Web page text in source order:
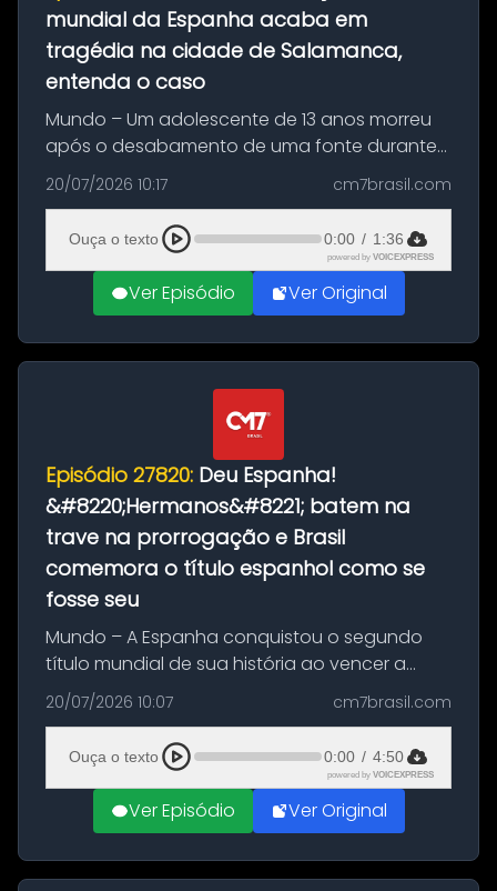
mundial da Espanha acaba em
tragédia na cidade de Salamanca,
entenda o caso
Mundo – Um adolescente de 13 anos morreu
após o desabamento de uma fonte durante
as comemorações pelo título da Copa do
Mundo conquistado pela Espanha, em
Ciudad Rodrigo, na província de Salamanca,
no...
20/07/2026 10:17 cm7brasil.com
Ouça o texto 0:00 / 1:36
powered by VOICEXPRESS
Ver Episódio Ver Original
Episódio 27820: Deu Espanha!
&#8220;Hermanos&#8221; batem na
trave na prorrogação e Brasil
comemora o título espanhol como se
fosse seu
Mundo – A Espanha conquistou o segundo
título mundial de sua história ao vencer a
Argentina por 1 a 0, neste domingo (19), na
decisão da Copa do Mundo de 2026. Depois
de um duelo sem gols durante o te...
20/07/2026 10:07 cm7brasil.com
Ouça o texto 0:00 / 4:50
powered by VOICEXPRESS
Ver Episódio Ver Original